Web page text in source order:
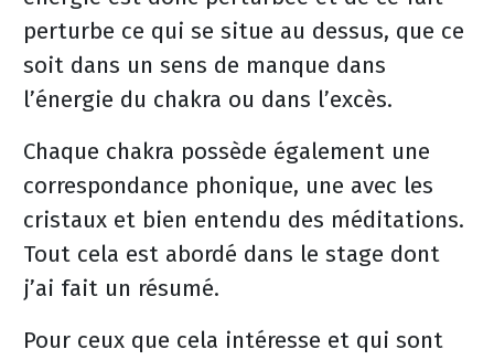
perturbe ce qui se situe au dessus, que ce
soit dans un sens de manque dans
l’énergie du chakra ou dans l’excès.
Chaque chakra possède également une
correspondance phonique, une avec les
cristaux et bien entendu des méditations.
Tout cela est abordé dans le stage dont
j’ai fait un résumé.
Pour ceux que cela intéresse et qui sont